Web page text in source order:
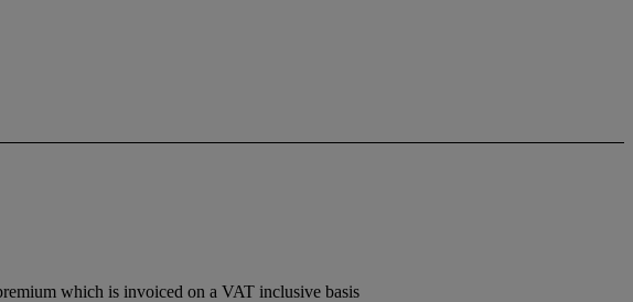
which is invoiced on a VAT inclusive basis